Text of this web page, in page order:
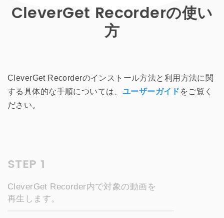
CleverGet Recorderの使い
方
CleverGet Recorderのインストール方法と利用方法に関
する具体的な手順については、 ユーザーガイド をご覧く
ださい。
STEP 1
CleverGet Recorder内で対象の動画を
再生します。